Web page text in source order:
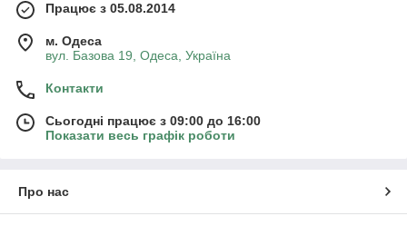
Працює з 05.08.2014
м. Одеса
вул. Базова 19, Одеса, Україна
Контакти
Сьогодні працює з 09:00 до 16:00
Показати весь графік роботи
Про нас